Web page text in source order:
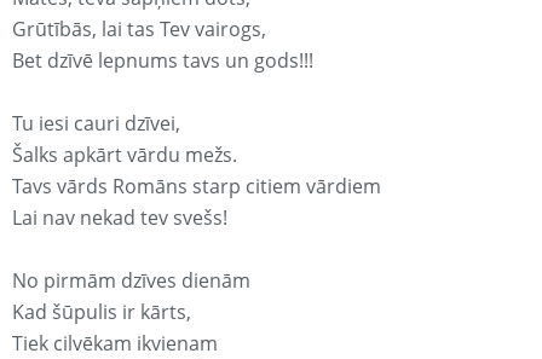
Grūtībās, lai tas Tev vairogs,
Bet dzīvē lepnums tavs un gods!!!
Tu iesi cauri dzīvei,
Šalks apkārt vārdu mežs.
Tavs vārds Romāns starp citiem vārdiem
Lai nav nekad tev svešs!
No pirmām dzīves dienām
Kad šūpulis ir kārts,
Tiek cilvēkam ikvienam